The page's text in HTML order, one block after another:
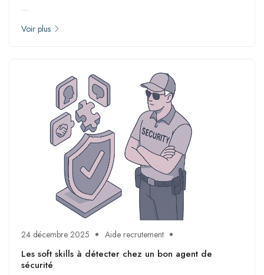
...
Voir plus
24 décembre 2025 Aide recrutement
Les soft skills à détecter chez un bon agent de
sécurité